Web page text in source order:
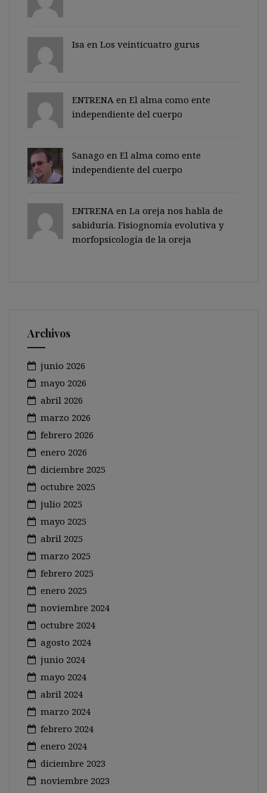
Isa en Los veinticuatro gurus
ENTRENA en El alma como ente
independiente del cuerpo
Sanago en El alma como ente
independiente del cuerpo
ENTRENA en La oreja nos habla de
sabiduría. Fisiognomía evolutiva y
morfopsicología de la oreja
Archivos
junio 2026
mayo 2026
abril 2026
marzo 2026
febrero 2026
enero 2026
diciembre 2025
octubre 2025
julio 2025
mayo 2025
abril 2025
marzo 2025
febrero 2025
enero 2025
noviembre 2024
octubre 2024
agosto 2024
junio 2024
mayo 2024
abril 2024
marzo 2024
febrero 2024
enero 2024
diciembre 2023
noviembre 2023